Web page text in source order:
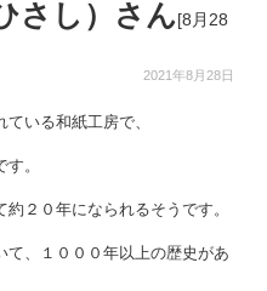
さし）さん[8月28
2021年8月28日
いる和紙工房で、
。
２０年になられるそうです。
、１０００年以上の歴史があ